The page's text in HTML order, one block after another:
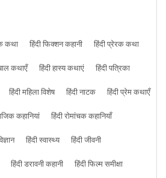
कथा हिंदी फिक्शन कहानी
हिंदी प्रेरक कथा
कथाएँ हिंदी हास्य कथाएं
हिंदी पत्रिका
हिंदी महिला विशेष हिंदी नाटक
हिंदी प्रेम कथाएँ
कहानियां
हिंदी रोमांचक कहानियाँ
हिंदी स्वास्थ्य
हिंदी जीवनी
हिंदी डरावनी कहानी हिंदी फिल्म समीक्षा